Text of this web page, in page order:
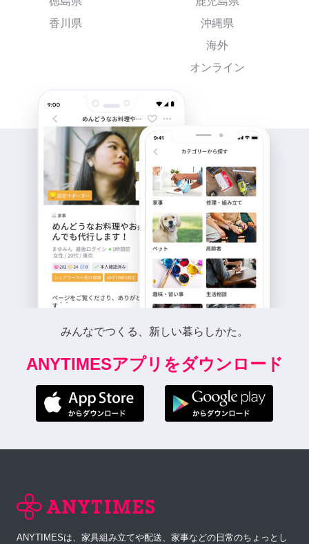
香川県
沖縄県
海外
オンライン
みんなでつくる、新しい暮らしかた。
ANYTIMESアプリをダウンロード
ANYTIMESは、家具組み立てや配送、家事などの日常のちょっとし